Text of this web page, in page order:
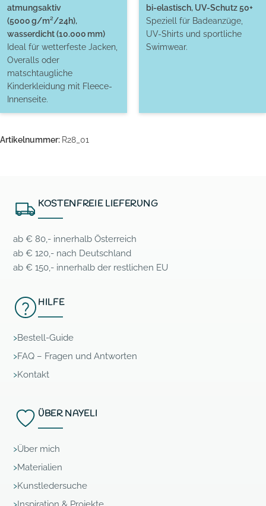
atmungsaktiv
(5000 g/m²/24h),
wasserdicht (10.000 mm)
Ideal für wetterfeste Jacken,
Overalls oder
matschtaugliche
Kinderkleidung mit Fleece-
Innenseite.
bi-elastisch, UV-Schutz 50+
Speziell für Badeanzüge,
UV-Shirts und sportliche
Swimwear.
Artikelnummer: R28_01
KOSTENFREIE LIEFERUNG
ab € 80,- innerhalb Österreich
ab € 120,- nach Deutschland
ab € 150,- innerhalb der restlichen EU
HILFE
Bestell-Guide
FAQ – Fragen und Antworten
Kontakt
ÜBER NAYELI
Über mich
Materialien
Kunstledersuche